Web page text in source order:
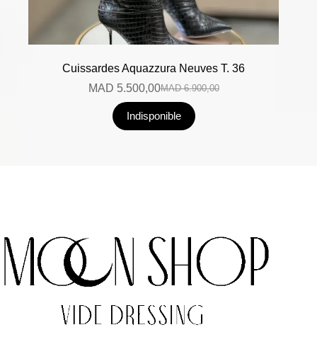
Cuissardes Aquazzura Neuves T. 36
MAD6.900,00
MAD 5.500,00
Indisponible